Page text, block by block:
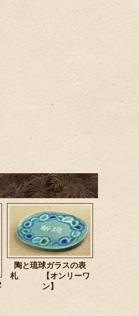
陶と琉球ガラスの表
札 【オンリーワ
ン】